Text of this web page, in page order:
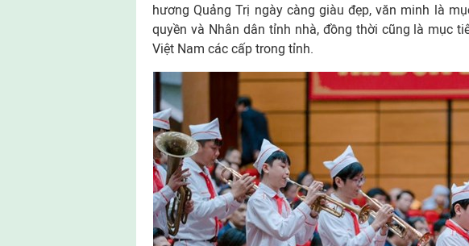
hương Quảng Trị ngày càng giàu đẹp, văn minh là
quyền và Nhân dân tỉnh nhà, đồng thời cũng là mục
Việt Nam các cấp trong tỉnh.